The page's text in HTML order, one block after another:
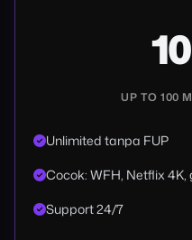
UP TO 100
Unlimited tanpa FUP
Cocok: WFH, Netflix 4K,
Support 24/7